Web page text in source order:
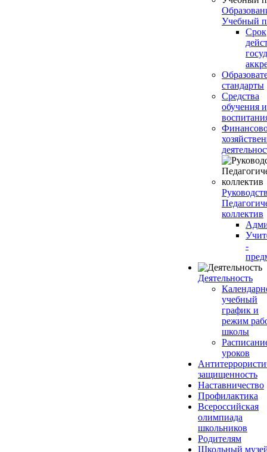
Учебный
Срок
стандарты
Средства
обучения и
коллектив
-
Деятельность
учебный
график и
режим
школы
уроков
защищенность
Наставничество
Профилактика
Всероссийская
олимпиада
школьников
Родителям
Школьный